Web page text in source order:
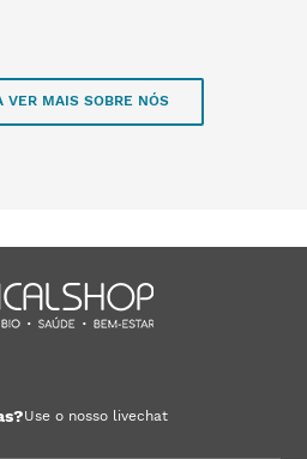
VER MAIS SOBRE NÓS
Use o nosso livechat